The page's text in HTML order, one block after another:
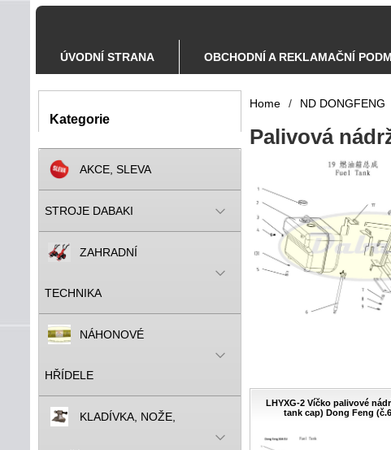
ÚVODNÍ STRANA OBCHODNÍ A REKLAMAČNÍ
Kategorie
AKCE, SLEVA
STROJE DABAKI
ZAHRADNÍ
TECHNIKA
NÁHONOVÉ
HŘÍDELE
KLADÍVKA, NOŽE,
Home / ND DONGFENG
Palivová
LHYXG-2 Víčko palivové
tank cap) Dong Feng